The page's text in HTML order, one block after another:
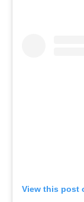
View this post